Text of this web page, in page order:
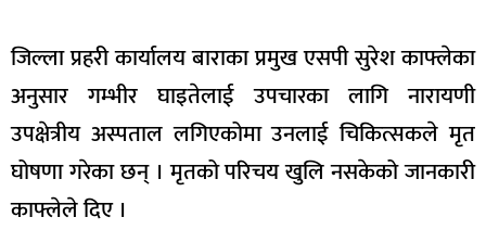
जिल्ला प्रहरी कार्यालय बाराका प्रमुख एसपी सुरेश काफ्लेका
अनुसार गम्भीर घाइतेलाई उपचारका लागि नारायणी
उपक्षेत्रीय अस्पताल लगिएकोमा उनलाई चिकित्सकले मृत
घोषणा गरेका छन् । मृतको परिचय खुलि नसकेको जानकारी
काफ्लेले दिए ।